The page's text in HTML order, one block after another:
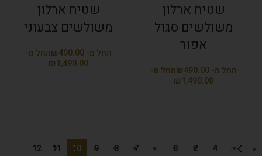
שטיח ארלון
משולשים סגול
אפור
₪
₪
שטיח ארלון
משולשים צבעוני
₪
₪
←
1
2
3
…
7
8
9
10
11
12